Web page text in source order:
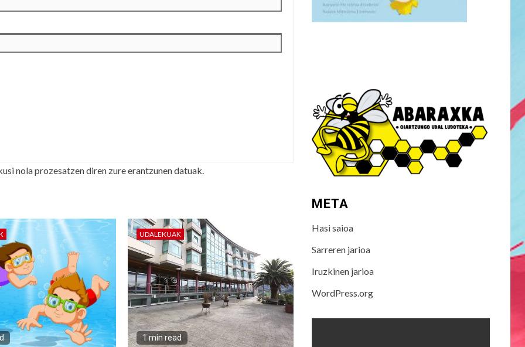
nola prozesatzen diren zure erantzunen datuak.
UDALEKUAK
1 min read
META
Hasi saioa
Sarreren jarioa
Iruzkinen jarioa
WordPress.org